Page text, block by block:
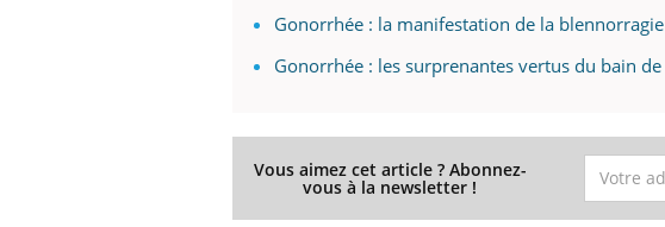
Gonorrhée : la manifestation de la
Gonorrhée : les surprenantes vertus du bain
Vous aimez cet article ? Abonnez-
vous à la newsletter !